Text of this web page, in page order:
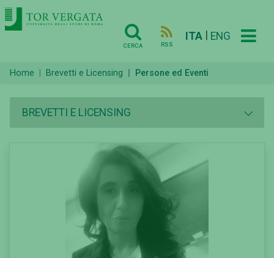
CERCA RSS
ITA ENG
Home Brevetti e Licensing Persone ed Eventi
BREVETTI E LICENSING